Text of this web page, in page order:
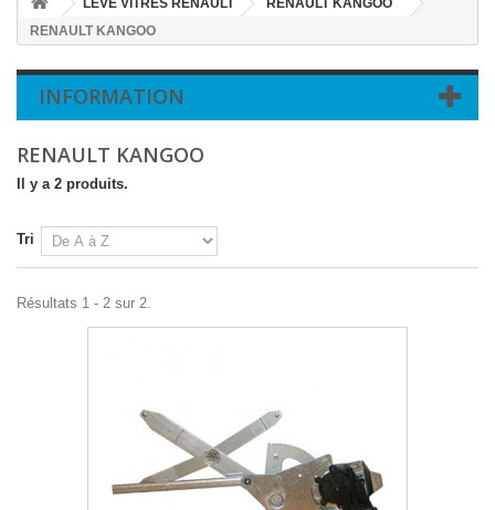
LEVE VITRES RENAULT
RENAULT KANGOO
RENAULT KANGOO
INFORMATION
RENAULT KANGOO
Il y a 2 produits.
Tri
Résultats 1 - 2 sur 2.